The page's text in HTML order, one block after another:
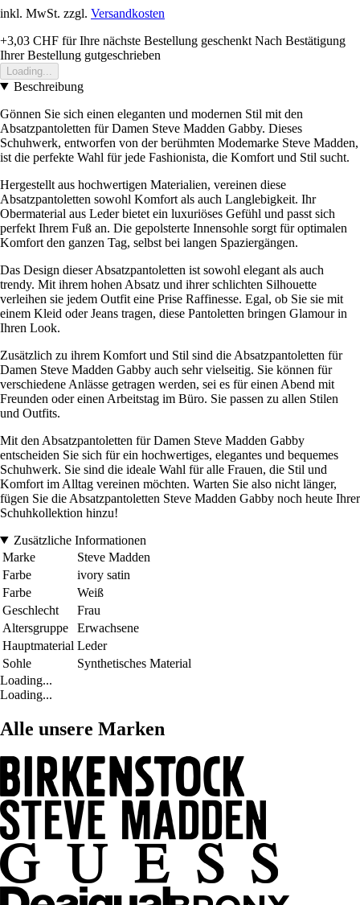
inkl. MwSt. zzgl. Versandkosten
+3,03 CHF für Ihre nächste Bestellung geschenkt Nach Bestätigung
Ihrer Bestellung gutgeschrieben
Loading...
Beschreibung
Gönnen Sie sich einen eleganten und modernen Stil mit den
Absatzpantoletten für Damen Steve Madden Gabby. Dieses
Schuhwerk, entworfen von der berühmten Modemarke Steve Madden,
ist die perfekte Wahl für jede Fashionista, die Komfort und Stil sucht.
Hergestellt aus hochwertigen Materialien, vereinen diese
Absatzpantoletten sowohl Komfort als auch Langlebigkeit. Ihr
Obermaterial aus Leder bietet ein luxuriöses Gefühl und passt sich
perfekt Ihrem Fuß an. Die gepolsterte Innensohle sorgt für optimalen
Komfort den ganzen Tag, selbst bei langen Spaziergängen.
Das Design dieser Absatzpantoletten ist sowohl elegant als auch
trendy. Mit ihrem hohen Absatz und ihrer schlichten Silhouette
verleihen sie jedem Outfit eine Prise Raffinesse. Egal, ob Sie sie mit
einem Kleid oder Jeans tragen, diese Pantoletten bringen Glamour in
Ihren Look.
Zusätzlich zu ihrem Komfort und Stil sind die Absatzpantoletten für
Damen Steve Madden Gabby auch sehr vielseitig. Sie können für
verschiedene Anlässe getragen werden, sei es für einen Abend mit
Freunden oder einen Arbeitstag im Büro. Sie passen zu allen Stilen
und Outfits.
Mit den Absatzpantoletten für Damen Steve Madden Gabby
entscheiden Sie sich für ein hochwertiges, elegantes und bequemes
Schuhwerk. Sie sind die ideale Wahl für alle Frauen, die Stil und
Komfort im Alltag vereinen möchten. Warten Sie also nicht länger,
fügen Sie die Absatzpantoletten Steve Madden Gabby noch heute Ihrer
Schuhkollektion hinzu!
Zusätzliche Informationen
Marke
Steve Madden
Farbe
ivory satin
Farbe
Weiß
Geschlecht
Frau
Altersgruppe
Erwachsene
Hauptmaterial Leder
Sohle
Synthetisches Material
Loading...
Loading...
Alle unsere Marken